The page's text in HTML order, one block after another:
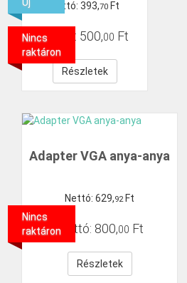
Nettó: 393,70 Ft
Bruttó: 500,00 Ft
Részletek
Új
Nincs
raktáron
Adapter VGA anya-anya
Nettó: 629,92 Ft
Bruttó: 800,00 Ft
Részletek
Nincs
raktáron